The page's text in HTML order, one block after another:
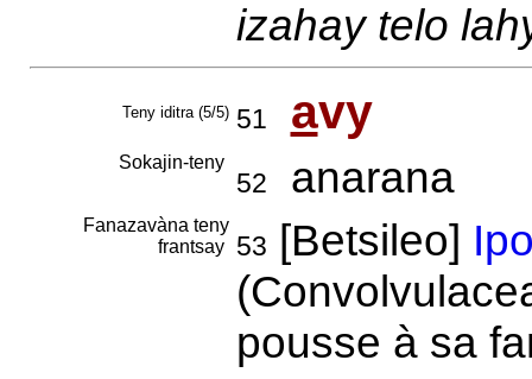
izahay telo
Teny iditra (5/5) 51 avy
Sokajin-teny
52 anarana
Fanazavàna teny
frantsay
53 [Betsileo]
pousse à sa